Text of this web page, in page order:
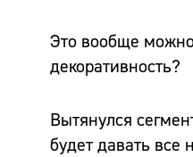
Это вообще
декоративность?
Вытянулся
будет давать все